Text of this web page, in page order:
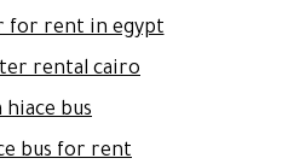
for rent in egypt
rental cairo
bus
bus for rent